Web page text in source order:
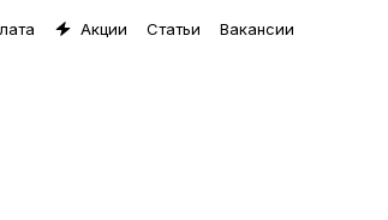
Акции Статьи Вакансии